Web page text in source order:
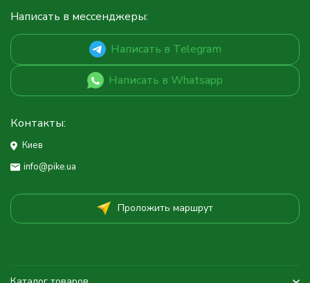
Написать в мессенджеры:
Написать в Telegram
Написать в Whatsapp
Контакты:
Киев
info@pike.ua
Проложить маршрут